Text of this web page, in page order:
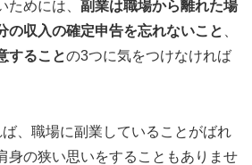
ためには、 副業は職場から離れた場
の収入の確定申告を忘れないこと
することの3つに気をつけなければ
、職場に副業していることがばれ
身の狭い思いをすることもありませ